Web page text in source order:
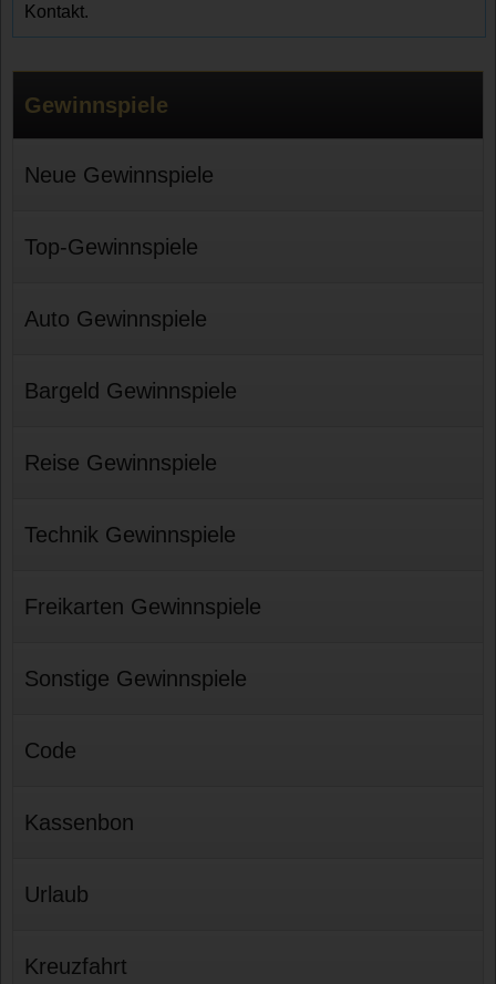
Kontakt.
Gewinnspiele
Neue Gewinnspiele
Top-Gewinnspiele
Auto Gewinnspiele
Bargeld Gewinnspiele
Reise Gewinnspiele
Technik Gewinnspiele
Freikarten Gewinnspiele
Sonstige Gewinnspiele
Code
Kassenbon
Urlaub
Kreuzfahrt